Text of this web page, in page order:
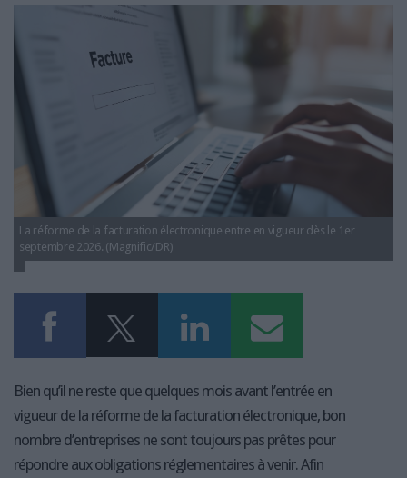
L'ESPACE EMPLOI
L'ANNUAIRE DES ACTEURS
LES LIVRES BLANCS
NOS OFFRES D'ABONNEMENTS
La réforme de la facturation électronique entre en vigueur dès le 1er
septembre 2026. (Magnific/DR)
Bien qu’il ne reste que quelques mois avant l’entrée en
vigueur de la réforme de la facturation électronique, bon
nombre d’entreprises ne sont toujours pas prêtes pour
répondre aux obligations réglementaires à venir. Afin